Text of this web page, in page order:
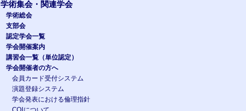
学術集会・関連学会
学術総会
支部会
認定学会一覧
学会開催案内
講習会一覧（単位認定）
学会開催者の方へ
会員カード受付システム
演題登録システム
学会発表における倫理指針